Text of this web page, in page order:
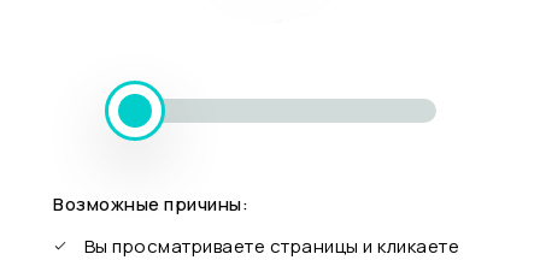
Возможные причины:
Вы просматриваете страницы и кликаете